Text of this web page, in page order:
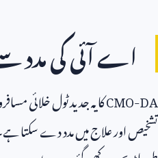
اے آئی کی
CMO-DAکا یہ جدید ٹول خلائی
تشخیص اور علاج میں مدد دے سکتا